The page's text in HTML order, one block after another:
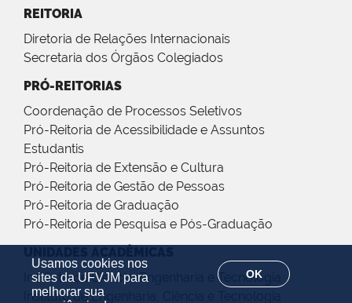
Usamos cookies nos
sites da UFVJM para
melhorar sua
OK
REITORIA
Diretoria de Relações Internacionais
Secretaria dos Órgãos Colegiados
PRÓ-REITORIAS
Coordenação de Processos Seletivos
Pró-Reitoria de Acessibilidade e Assuntos
Estudantis
Pró-Reitoria de Extensão e Cultura
Pró-Reitoria de Gestão de Pessoas
Pró-Reitoria de Graduação
Pró-Reitoria de Pesquisa e Pós-Graduação
Instituto de Ciência, Engenharia e Tecnologia
Instituto de Engenharia, Ciência e Tecnologia